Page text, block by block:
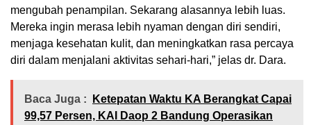
mengubah penampilan. Sekarang alasannya lebih luas.
Mereka ingin merasa lebih nyaman dengan diri sendiri,
menjaga kesehatan kulit, dan meningkatkan rasa percaya
diri dalam menjalani aktivitas sehari-hari,” jelas dr. Dara.
Baca Juga :
Ketepatan Waktu KA Berangkat Capai
99,57 Persen, KAI Daop 2 Bandung Operasikan